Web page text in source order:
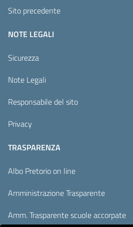
Sito precedente
NOTE LEGALI
Sicurezza
Note Legali
Responsabile del sito
Privacy
TRASPARENZA
Albo Pretorio on line
Amministrazione Trasparente
Amm. Trasparente scuole accorpate